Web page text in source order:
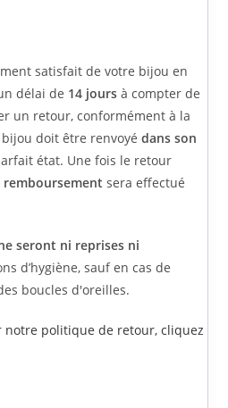
satisfait de votre bijou en
délai de 14 jours à compter de
un retour, conformément à la
doit être renvoyédans son
état. Une fois le retour
remboursement sera effectué
seront ni reprises ni
d’hygiène, sauf en cas de
boucles d'oreilles.
notre politique de retour, cliquez